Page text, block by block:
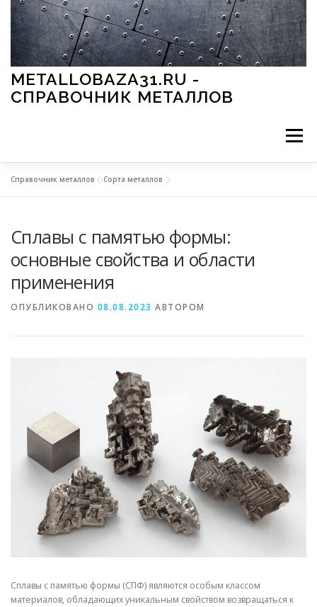
Перейти к содержимому
METALLOBAZA31.RU -
СПРАВОЧНИК МЕТАЛЛОВ
Меню
МЕТАЛЛЫ И ОКРУЖАЮЩАЯ СРЕДА
ПРИМЕНЕНИЕ МЕТАЛЛОВ
Справочник металлов »Сорта металлов
Сплавы с памятью формы:
основные свойства и области
применения
ОПУБЛИКОВАНО 08.08.2023 АВТОРОМ
Сплавы с памятью формы (СПФ) являются особым классом
материалов, обладающих уникальным свойством возвращаться к